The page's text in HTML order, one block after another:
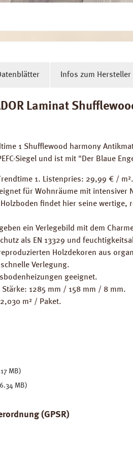
Infos zum Hersteller
Laminat
1 Shufflewood harmony
Siegel und ist mit "Der Blaue
1. Listenpries: 29,99 € / m².
für Wohnräume mit intensiver
findet hier seine
ein Verlegebild mit dem
als EN 13329 und
Holzdekoren aus
Verlegung.
geeignet.
1285 mm / 158 mm / 8 mm.
m² / Paket.
MB)
MB)
(GPSR)